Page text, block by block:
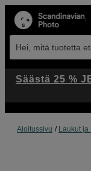
Hei, mitä tuotetta
Aloitussivu Laukut ja
Säästä 25 %